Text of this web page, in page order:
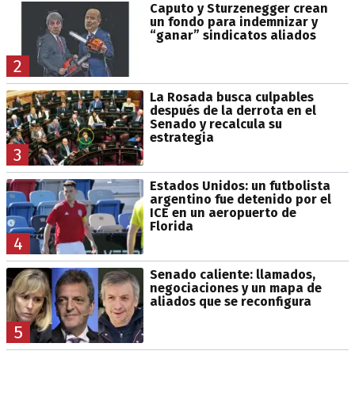
2
Caputo y Sturzenegger crean
un fondo para indemnizar y
“ganar” sindicatos aliados
3
La Rosada busca culpables
después de la derrota en el
Senado y recalcula su
estrategia
4
Estados Unidos: un futbolista
argentino fue detenido por el
ICE en un aeropuerto de
Florida
5
Senado caliente: llamados,
negociaciones y un mapa de
aliados que se reconfigura